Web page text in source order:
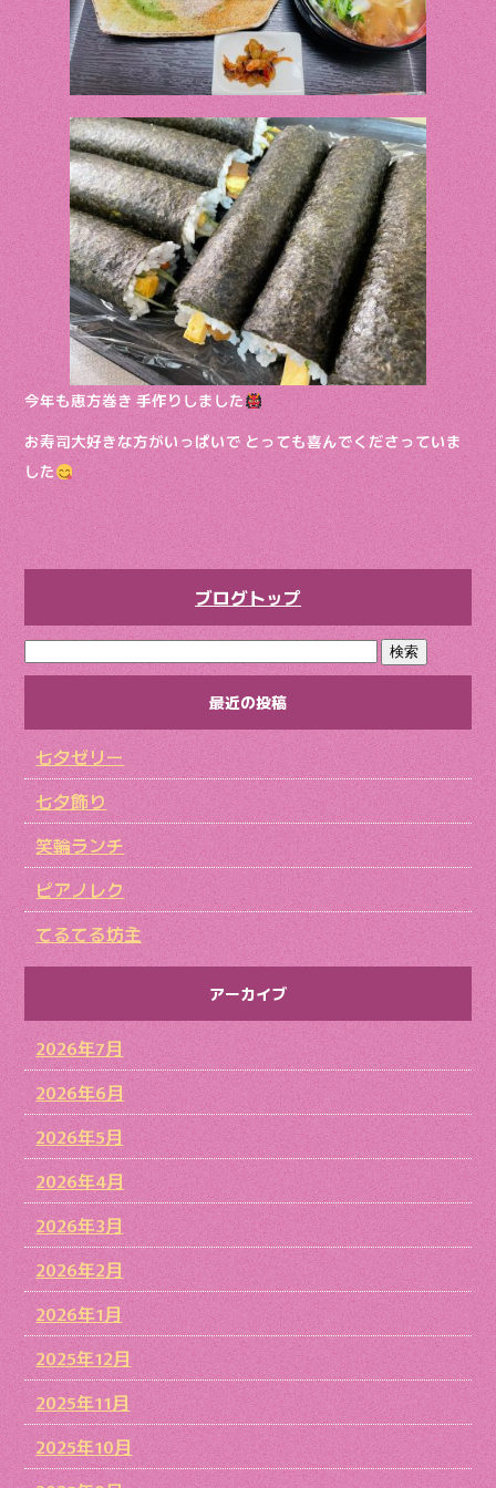
今年も恵方巻き 手作りしました
お寿司大好きな方がいっぱいで とっても喜んでくださっていま
した
ブログトップ
最近の投稿
七夕ゼリー
七夕飾り
笑輪ランチ
ピアノレク
てるてる坊主
アーカイブ
2026年7月
2026年6月
2026年5月
2026年4月
2026年3月
2026年2月
2026年1月
2025年12月
2025年11月
2025年10月